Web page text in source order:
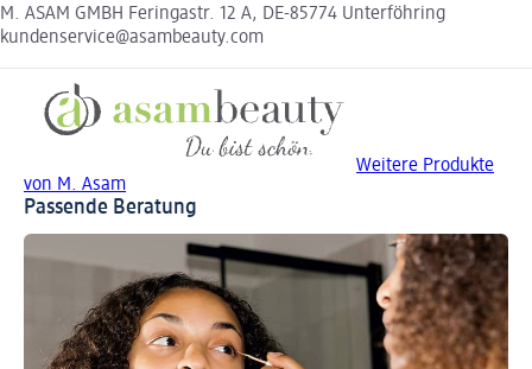
M. ASAM GMBH Feringastr. 12 A, DE-85774 Unterföhring
kundenservice@asambeauty.com
Weitere Produkte
von M. Asam
Passende Beratung